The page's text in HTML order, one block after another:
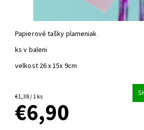
Papierové tašky plameniak
ks v baleni
velkost 26 x 15x 9cm
€1,38 / 1 ks
€6,90